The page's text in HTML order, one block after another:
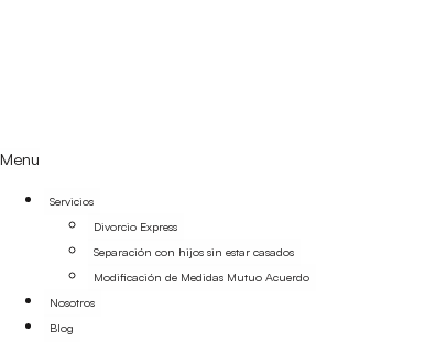
Menu
Servicios
Divorcio Express
Separación con hijos sin estar casados
Modificación de Medidas Mutuo Acuerdo
Nosotros
Blog